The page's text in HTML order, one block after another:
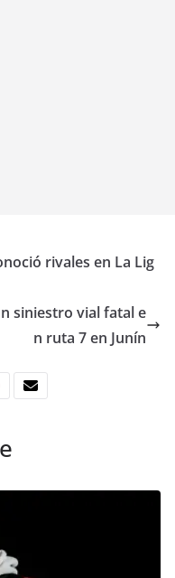
rivales en La Lig
siniestro vial fatal e
n ruta 7 en Junín